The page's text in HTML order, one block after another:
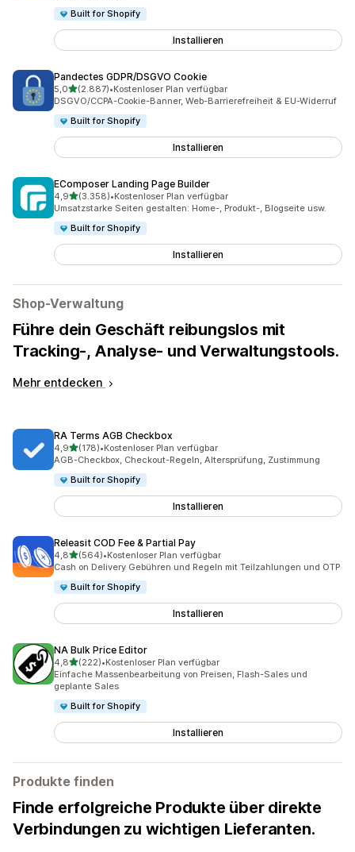
Built for Shopify
Installieren
Pandectes GDPR/DSGVO Cookie
5,0von 5 Sternen
(2.887)
2887 Rezensionen insgesamt
•Kostenloser Plan verfügbar
DSGVO/CCPA-Cookie-Banner, Web-Barrierefreiheit & EU-Widerruf
Built for Shopify
Installieren
EComposer Landing Page Builder
4,9von 5 Sternen
(3.358)
3358 Rezensionen insgesamt
•Kostenloser Plan verfügbar
Umsatzstarke Seiten gestalten: Home-, Produkt-, Blogseite usw.
Built for Shopify
Installieren
Shop-Verwaltung
Führe dein Geschäft reibungslos mit
Tracking-, Analyse- und Verwaltungstools.
Mehr entdecken
RA Terms AGB Checkbox
4,9von 5 Sternen
(178)
178 Rezensionen insgesamt
•Kostenloser Plan verfügbar
AGB-Checkbox, Checkout-Regeln, Altersprüfung, Zustimmung
Built for Shopify
Installieren
Releasit COD Fee & Partial Pay
4,8von 5 Sternen
(564)
564 Rezensionen insgesamt
•Kostenloser Plan verfügbar
Cash on Delivery Gebühren und Regeln mit Teilzahlungen und OTP
Built for Shopify
Installieren
NA Bulk Price Editor
4,8von 5 Sternen
(222)
222 Rezensionen insgesamt
•Kostenloser Plan verfügbar
Einfache Massenbearbeitung von Preisen, Flash-Sales und
geplante Sales
Built for Shopify
Installieren
Produkte finden
Finde erfolgreiche Produkte über direkte
Verbindungen zu wichtigen Lieferanten.